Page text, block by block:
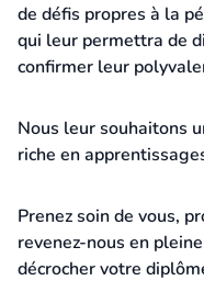
de défis propres à la
qui leur permettra de
confirmer leur
Nous leur souhaitons
riche en
Prenez soin de vous,
revenez-nous en
décrocher votre